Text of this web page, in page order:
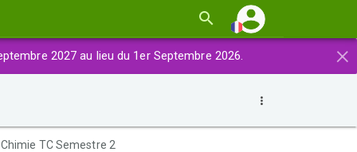
×
2027 au lieu du 1er Septembre 2026.
TC Semestre 2